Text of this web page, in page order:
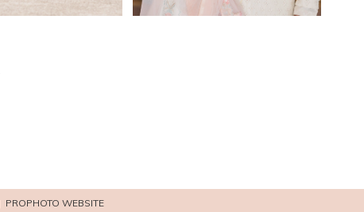
PROPHOTO WEBSITE